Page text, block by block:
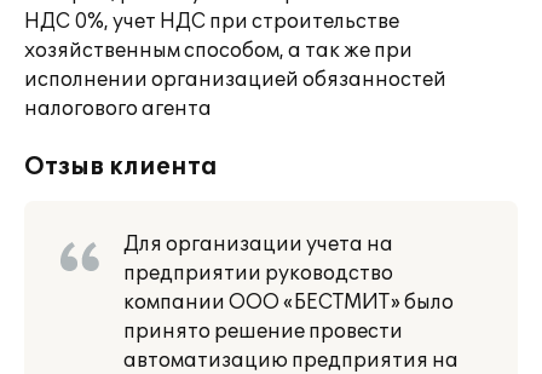
НДС 0%, учет НДС при строительстве
хозяйственным способом, а так же при
исполнении организацией обязанностей
налогового агента
Отзыв клиента
Для организации учета на
предприятии руководство
компании ООО «БЕСТМИТ» было
принято решение провести
автоматизацию предприятия на